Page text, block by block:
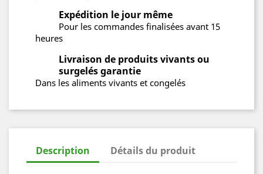
Expédition le jour même
Pour les commandes finalisées avant 15
heures
Livraison de produits vivants ou
surgelés garantie
Dans les aliments vivants et congelés
Description Détails du produit